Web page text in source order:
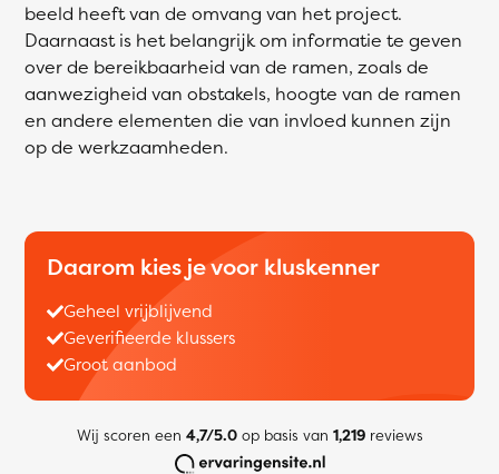
beeld heeft van de omvang van het project.
Daarnaast is het belangrijk om informatie te geven
over de bereikbaarheid van de ramen, zoals de
aanwezigheid van obstakels, hoogte van de ramen
en andere elementen die van invloed kunnen zijn
op de werkzaamheden.
Daarom kies je voor kluskenner
Geheel vrijblijvend
Geverifieerde klussers
Groot aanbod
Wij scoren een 4,7/5.0op basis van 1,219reviews